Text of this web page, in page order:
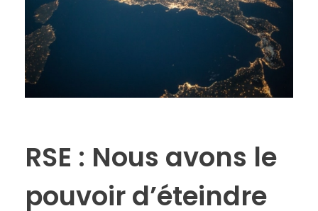
RSE : Nous avons le
pouvoir d’éteindre